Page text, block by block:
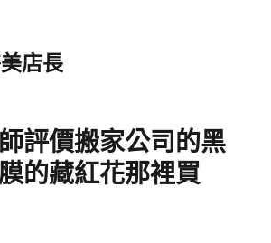
店長
評價搬家公司的黑
的藏紅花那裡買